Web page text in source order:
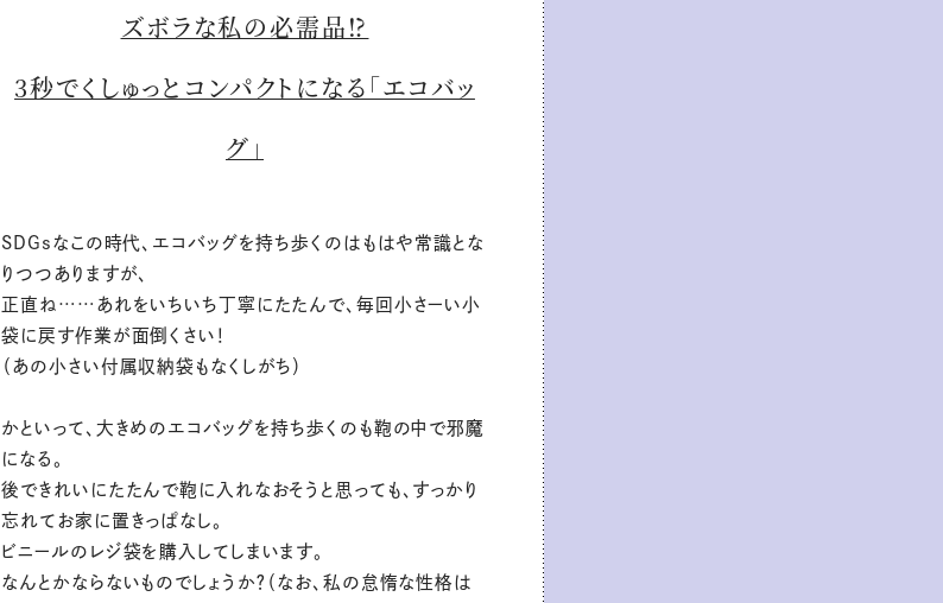
ズボラな私の必需品⁉
3秒でくしゅっとコンパクトになる「エコバッ
グ」
SDGsなこの時代、エコバッグを持ち歩くのはもはや常識とな
りつつありますが、
正直ね……あれをいちいち丁寧にたたんで、毎回小さーい小
袋に戻す作業が面倒くさい！
（あの小さい付属収納袋もなくしがち）
かといって、大きめのエコバッグを持ち歩くのも鞄の中で邪魔
になる。
後できれいにたたんで鞄に入れなおそうと思っても、すっかり
忘れてお家に置きっぱなし。
ビニールのレジ袋を購入してしまいます。
なんとかならないものでしょうか？（なお、私の怠惰な性格は